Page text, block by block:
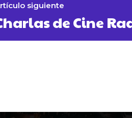
siguiente
de Cine